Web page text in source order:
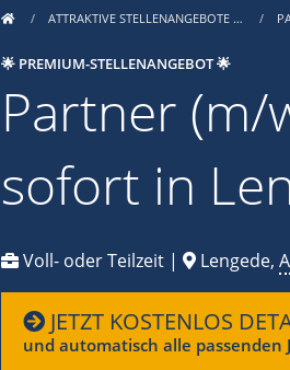
ATTRAKTIVE STELLENANGEBOTE …
🌟 PREMIUM-STELLENANGEBOT 🌟
Partner (m/
sofort in
Voll- oder Teilzeit | Lengede,
JETZT KOSTENLOS
und automatisch alle passenden